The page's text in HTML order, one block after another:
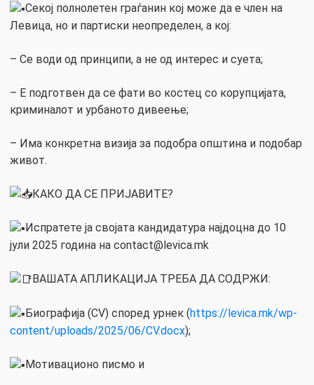
Секој полнолетен граѓанин кој може да е член на
Левица, но и партиски неопределен, а кој:
– Се води од принципи, а не од интерес и суета;
– Е подготвен да се фати во костец со корупцијата,
криминалот и урбаното дивеење;
– Има конкретна визија за подобра општина и подобар
живот.
КАКО ДА СЕ ПРИЈАВИТЕ?
Испратете ја својата кандидатура најдоцна до 10
јули 2025 година на contact@levica.mk
ВАШАТА АПЛИКАЦИЈА ТРЕБА ДА СОДРЖИ:
Биографија (CV) според урнек (https://levica.mk/wp-
content/uploads/2025/06/CV.docx);
Мотивационо писмо и